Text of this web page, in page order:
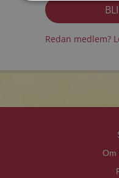
Redan medlem?
Om